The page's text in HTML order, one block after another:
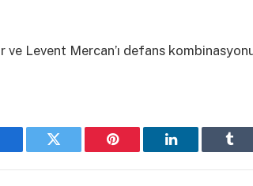
Levent Mercan’ı defans
Twitter Pinterest LinkedIn